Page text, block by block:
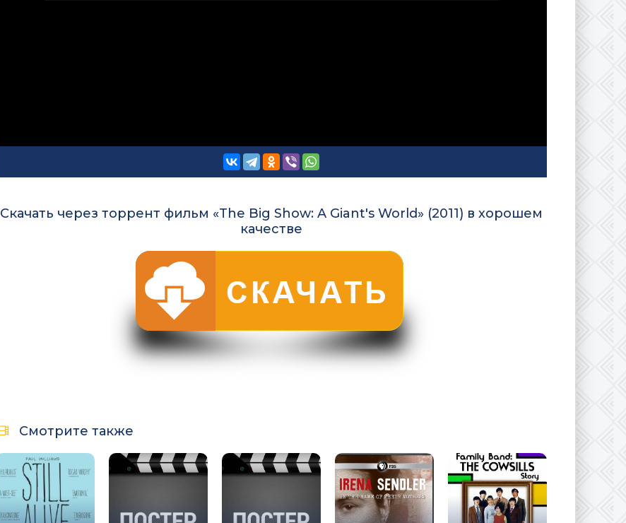
Скачать через торрент фильм «The Big Show: A Giant's World» (2011) в хорошем
качестве
Смотрите также